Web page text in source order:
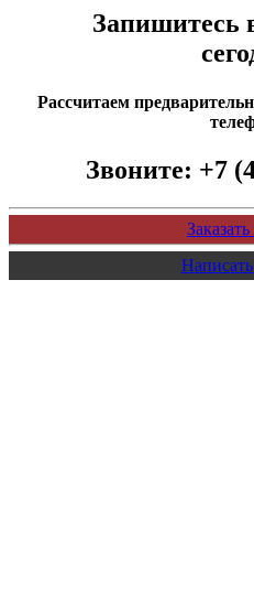
Запишитесь
Рассчитаем
Звоните: +7